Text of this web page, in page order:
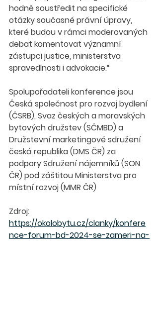
hodně soustředit na specifické
otázky současné právní úpravy,
které budou v rámci moderovaných
debat komentovat významní
zástupci justice, ministerstva
spravedlnosti i advokacie.“
Spolupořadateli konference jsou
Česká společnost pro rozvoj bydlení
(ČSRB), Svaz českých a moravských
bytových družstev (SČMBD) a
Družstevní marketingové sdružení
česká republika (DMS ČR) za
podpory Sdružení nájemníků (SON
ČR) pod záštitou Ministerstva pro
místní rozvoj (MMR ČR)
Zdroj:
https://okolobytu.cz/clanky/konfere
nce-forum-bd-2024-se-zameri-na-